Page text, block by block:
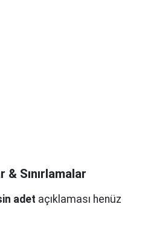
Sınırlamalar
adet açıklaması henüz